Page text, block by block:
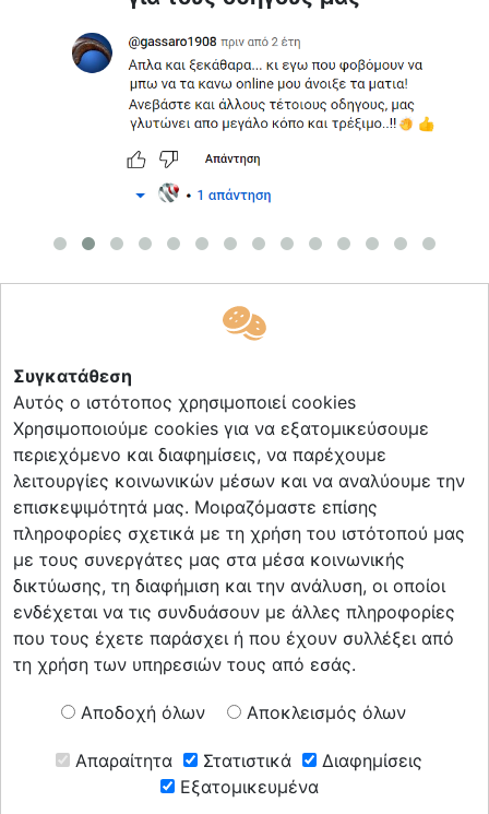
Επικοινωνία
Πολιτική Cookies
Πολιτική Απορρήτου
Ακολούθησέ μας
Κάνε εγγραφή στο
Newsletter
Συγκατάθεση
Αυτός ο ιστότοπος χρησιμοποιεί cookies
Χρησιμοποιούμε cookies για να εξατομικεύσουμε
περιεχόμενο και διαφημίσεις, να παρέχουμε
λειτουργίες κοινωνικών μέσων και να αναλύουμε την
επισκεψιμότητά μας. Μοιραζόμαστε επίσης
πληροφορίες σχετικά με τη χρήση του ιστότοπού μας
με τους συνεργάτες μας στα μέσα κοινωνικής
δικτύωσης, τη διαφήμιση και την ανάλυση, οι οποίοι
ενδέχεται να τις συνδυάσουν με άλλες πληροφορίες
που τους έχετε παράσχει ή που έχουν συλλέξει από
τη χρήση των υπηρεσιών τους από εσάς.
Αποδοχή όλων Αποκλεισμός όλων
Απαραίτητα Στατιστικά
Διαφημίσεις
Εξατομικευμένα